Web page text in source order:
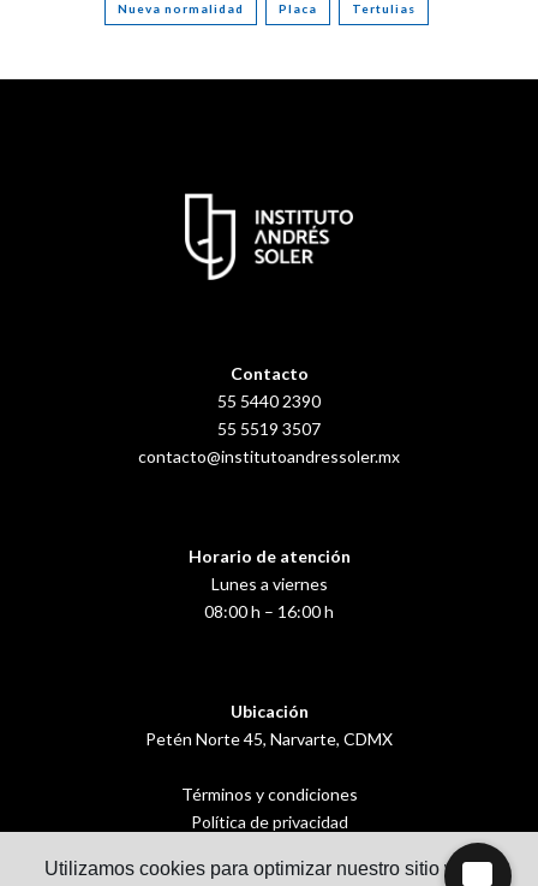
Nueva normalidad Placa Tertulias
Contacto
55 5440 2390
55 5519 3507
contacto@institutoandressoler.mx
Horario de atención
Lunes a viernes
08:00 h – 16:00 h
Ubicación
Petén Norte 45, Narvarte, CDMX
Términos y condiciones
Política de privacidad
Utilizamos cookies para optimizar nuestro sitio web y